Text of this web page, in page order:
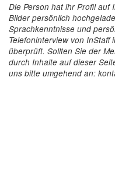
Die Person hat ihr Profil auf
Bilder persönlich
Sprachkenntnisse und
Telefoninterview von InStaff
überprüft. Sollten Sie der
durch Inhalte auf dieser
uns bitte umgehend an: